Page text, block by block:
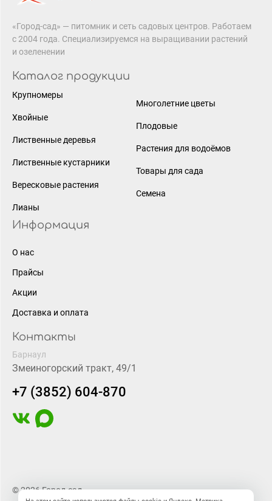
«Город-сад» — питомник и сеть садовых центров. Работаем
с 2004 года. Специализируемся на выращивании растений
и озеленении
Каталог продукции
Крупномеры
Хвойные
Лиственные деревья
Лиственные кустарники
Вересковые растения
Лианы
Многолетние цветы
Плодовые
Растения для водоёмов
Товары для сада
Семена
Информация
О нас
Прайсы
Акции
Доставка и оплата
Контакты
Барнаул
Змеиногорский тракт, 49/1
+7 (3852) 604-870
© 2026 Город-сад